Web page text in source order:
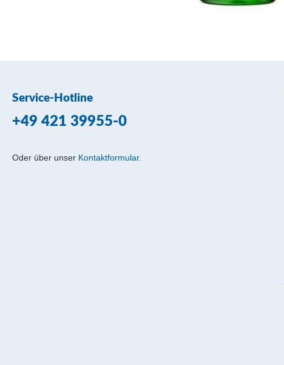
Service-Hotline
+49 421 39955-0
Oder über unser Kontaktformular.